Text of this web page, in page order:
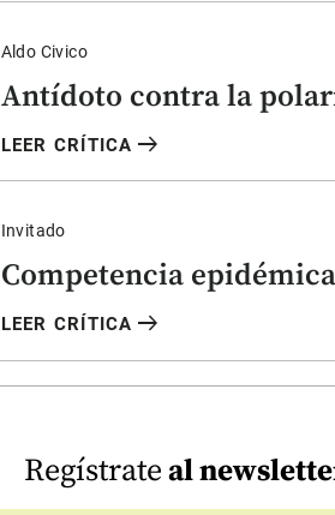
Aldo Civico
Antídoto contra la
LEER CRÍTICA arrow_right_alt
Invitado
Competencia epidémica
LEER CRÍTICA arrow_right_alt
Regístrateal